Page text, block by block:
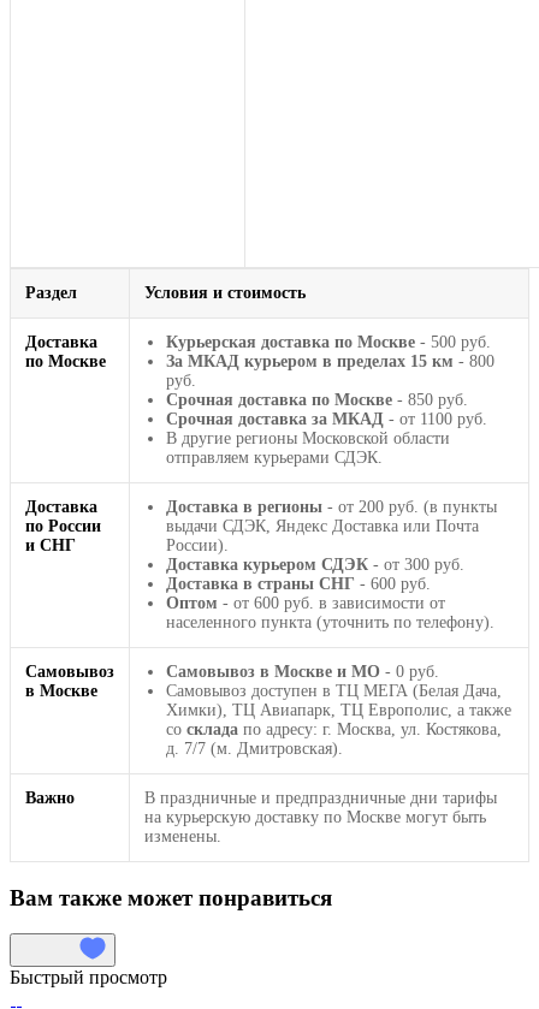
Раздел Условия и стоимость
Доставка
по Москве
Курьерская доставка по Москве - 500 руб.
За МКАД курьером в пределах 15 км - 800
руб.
Срочная доставка по Москве - 850 руб.
Срочная доставка за МКАД - от 1100 руб.
В другие регионы Московской области
отправляем курьерами СДЭК.
Доставка
по России
и СНГ
Доставка в регионы - от 200 руб. (в пункты
выдачи СДЭК, Яндекс Доставка или Почта
России).
Доставка курьером СДЭК - от 300 руб.
Доставка в страны СНГ - 600 руб.
Оптом - от 600 руб. в зависимости от
населенного пункта (уточнить по телефону).
Самовывоз
в Москве
Самовывоз в Москве и МО - 0 руб.
Самовывоз доступен в ТЦ МЕГА (Белая Дача,
Химки), ТЦ Авиапарк, ТЦ Европолис, а также
со склада по адресу: г. Москва, ул. Костякова,
д. 7/7 (м. Дмитровская).
Важно
В праздничные и предпраздничные дни тарифы
на курьерскую доставку по Москве могут быть
изменены.
Вам также может понравиться
Быстрый просмотр